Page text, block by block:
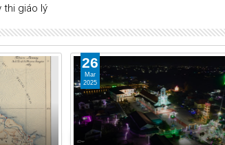
thi giáo lý
26
Mar
2025